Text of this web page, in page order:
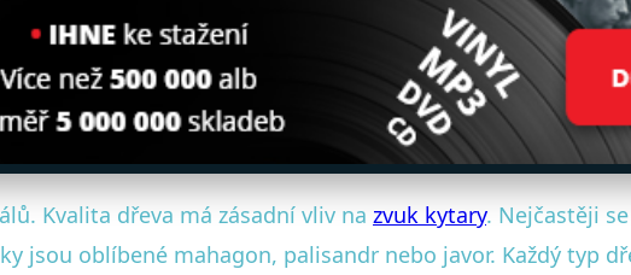
Kvalita dřeva má zásadní vliv na zvuk kytary. Nejčastěji
jsou oblíbené mahagon, palisandr nebo javor. Každý typ